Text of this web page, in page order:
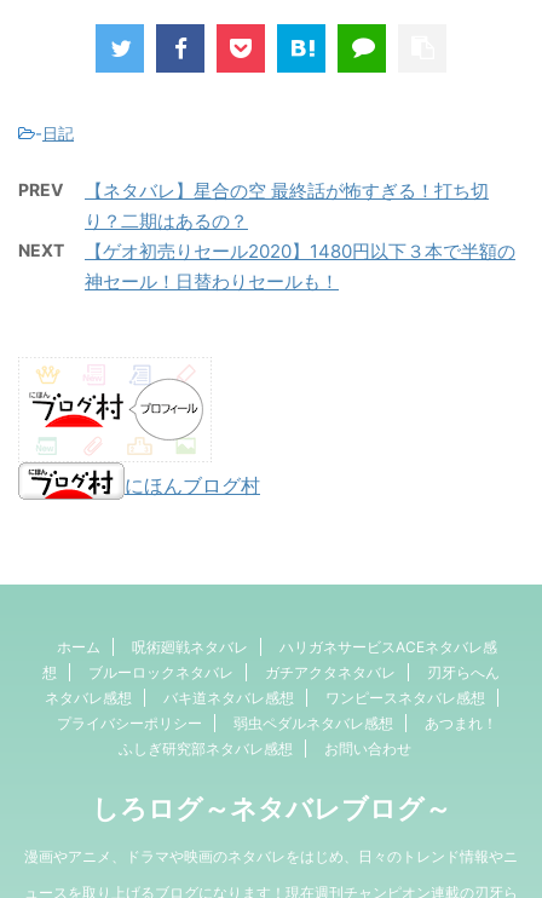
-日記
PREV
【ネタバレ】星合の空 最終話が怖すぎる！打ち切
り？二期はあるの？
NEXT
【ゲオ初売りセール2020】1480円以下３本で半額の
神セール！日替わりセールも！
にほんブログ村
ホーム 呪術廻戦ネタバレ
ハリガネサービスACEネタバレ感
想
ブルーロックネタバレ ガチアクタネタバレ
刃牙らへん
ネタバレ感想
バキ道ネタバレ感想
ワンピースネタバレ感想
プライバシーポリシー
弱虫ペダルネタバレ感想
あつまれ！
ふしぎ研究部ネタバレ感想
お問い合わせ
しろログ～ネタバレブログ～
漫画やアニメ、ドラマや映画のネタバレをはじめ、日々のトレンド情報やニ
ュースを取り上げるブログになります！現在週刊チャンピオン連載の刃牙ら